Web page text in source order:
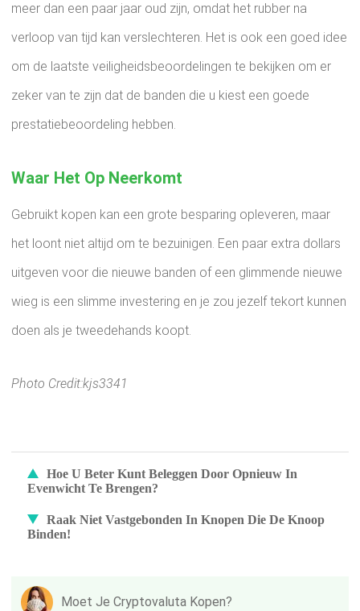
meer dan een paar jaar oud zijn, omdat het rubber na
verloop van tijd kan verslechteren. Het is ook een goed idee
om de laatste veiligheidsbeoordelingen te bekijken om er
zeker van te zijn dat de banden die u kiest een goede
prestatiebeoordeling hebben.
Waar Het Op Neerkomt
Gebruikt kopen kan een grote besparing opleveren, maar
het loont niet altijd om te bezuinigen. Een paar extra dollars
uitgeven voor die nieuwe banden of een glimmende nieuwe
wieg is een slimme investering en je zou jezelf tekort kunnen
doen als je tweedehands koopt.
Photo Credit:kjs3341
Hoe U Beter Kunt Beleggen Door Opnieuw In
Evenwicht Te Brengen?
Raak Niet Vastgebonden In Knopen Die De Knoop
Binden!
Moet Je Cryptovaluta Kopen?